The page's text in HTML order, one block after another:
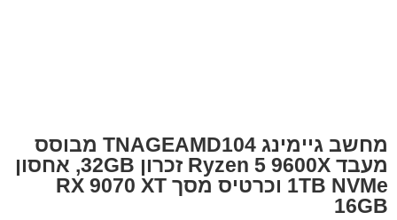
מחשב גיימינג TNAGEAMD104 מבוסס
מעבד Ryzen 5 9600X זכרון 32GB, אחסון
1TB NVMe וכרטיס מסך RX 9070 XT
16GB